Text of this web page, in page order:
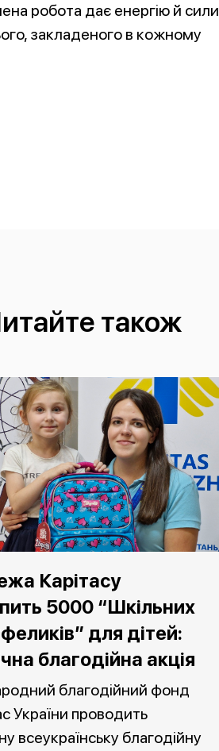
робота дає енергію й сили
закладеного в кожному
також
Карітасу
5000 “Шкільних
для дітей:
благодійна акція
благодійний фонд
України проводить
всеукраїнську благодійну